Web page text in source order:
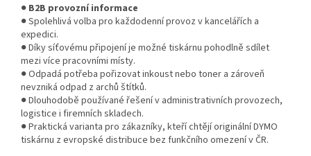
● B2B provozní informace
● Spolehlivá volba pro každodenní provoz v kancelářích a
expedici.
● Díky síťovému připojení je možné tiskárnu pohodlně sdílet
mezi více pracovními místy.
● Odpadá potřeba pořizovat inkoust nebo toner a zároveň
nevzniká odpad z archů štítků.
● Dlouhodobě používané řešení v administrativních provozech,
logistice i firemních skladech.
● Praktická varianta pro zákazníky, kteří chtějí originální DYMO
tiskárnu z evropské distribuce bez funkčního omezení v ČR.